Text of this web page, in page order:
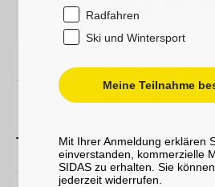
Technische Merkmale
Radfahren
Ski und Wintersport
Meine Teilnahme
Mit Ihrer Anmeldung erklären
einverstanden, kommerzielle
SIDAS zu erhalten. Sie
jederzeit widerrufen.